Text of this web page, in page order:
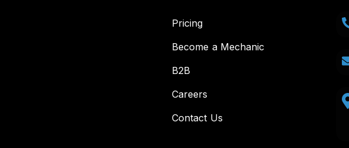
Pricing
Become a Mechanic
B2B
Careers
Contact Us